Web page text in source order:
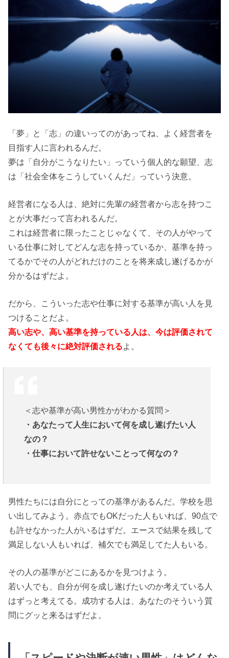
「夢」と「志」の違いってのがあってね、よく経営者を
目指す人に言われるんだ。
夢は「自分がこうなりたい」っていう個人的な願望、志
は「社会全体をこうしていくんだ」っていう決意。
経営者になる人は、絶対に先輩の経営者から志を持つこ
とが大事だって言われるんだ。
これは経営者に限ったことじゃなくて、その人がやって
いる仕事に対してどんな志を持っているか、基準を持っ
てるかでその人がどれだけのことを将来成し遂げるかが
分かるはずだよ。
だから、こういった志や仕事に対する基準が高い人を見
つけることだよ。
高い志や、高い基準を持っている人は、今は評価されて
なくても後々に絶対評価されるよ。
＜志や基準が高い男性かがわかる質問＞
・あなたって人生において何を成し遂げたい人
なの？
・仕事において許せないことって何なの？
男性たちには自分にとっての基準があるんだ。学校を思
い出してみよう。赤点でもOKだった人もいれば、90点で
も許せなかった人がいるはずだ。エースで結果を残して
満足しない人もいれば、補欠でも満足してた人もいる。
その人の基準がどこにあるかを見つけよう。
若い人でも、自分が何を成し遂げたいのか考えている人
はずっと考えてる。成功する人は、あなたのそういう質
問にグッと来るはずだよ。